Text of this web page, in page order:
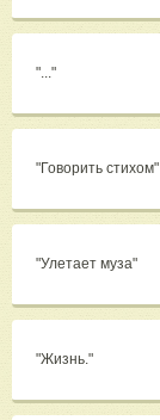
"..."
"Говорить стихом"
"Улетает муза"
"Жизнь."